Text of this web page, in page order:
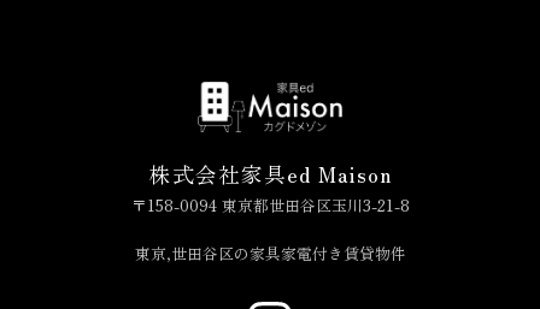
株式会社家具ed Maison
〒158-0094 東京都世田谷区玉川3-21-8
東京,世田谷区の家具家電付き賃貸物件